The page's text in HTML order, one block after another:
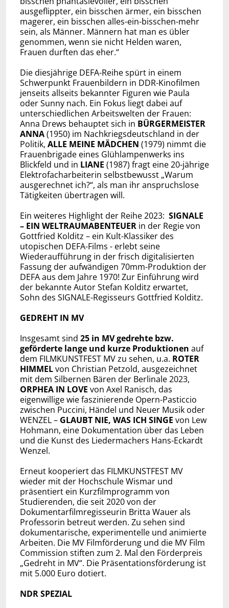
ausgeflippter, ein bisschen ärmer, ein bisschen
magerer, ein bisschen alles-ein-bisschen-mehr
sein, als Männer. Männern hat man es übler
genommen, wenn sie nicht Helden waren,
Frauen durften das eher.“
Die diesjährige DEFA-Reihe spürt in einem
Schwerpunkt Frauenbildern in DDR-Kinofilmen
jenseits allseits bekannter Figuren wie Paula
oder Sunny nach. Ein Fokus liegt dabei auf
unterschiedlichen Arbeitswelten der Frauen:
Anna Drews behauptet sich in BÜRGERMEISTER
ANNA(1950) im Nachkriegsdeutschland in der
Politik, ALLE MEINE MÄDCHEN (1979) nimmt die
Frauenbrigade eines Glühlampenwerks ins
Blickfeld und in LIANE (1987) fragt eine 20-jährige
Elektrofacharbeiterin selbstbewusst „Warum
ausgerechnet ich?“, als man ihr anspruchslose
Tätigkeiten übertragen will.
Ein weiteres Highlight der Reihe 2023: SIGNALE
– EIN WELTRAUMABENTEUERin der Regie von
Gottfried Kolditz – ein Kult-Klassiker des
utopischen DEFA-Films - erlebt seine
Wiederaufführung in der frisch digitalisierten
Fassung der aufwändigen 70mm-Produktion der
DEFA aus dem Jahre 1970! Zur Einführung wird
der bekannte Autor Stefan Kolditz erwartet,
Sohn des SIGNALE-Regisseurs Gottfried Kolditz.
GEDREHT IN MV
Insgesamt sind 25 in MV gedrehte bzw.
geförderte lange und kurze Produktionen auf
dem FILMKUNSTFEST MV zu sehen, u.a. ROTER
HIMMELvon Christian Petzold, ausgezeichnet
mit dem Silbernen Bären der Berlinale 2023,
ORPHEA IN LOVE von Axel Ranisch, das
eigenwillige wie faszinierende Opern-Pasticcio
zwischen Puccini, Händel und Neuer Musik oder
WENZEL – GLAUBT NIE, WAS ICH SINGE von Lew
Hohmann, eine Dokumentation über das Leben
und die Kunst des Liedermachers Hans-Eckardt
Wenzel.
Erneut kooperiert das FILMKUNSTFEST MV
wieder mit der Hochschule Wismar und
präsentiert ein Kurzfilmprogramm von
Studierenden, die seit 2020 von der
Dokumentarfilmregisseurin Britta Wauer als
Professorin betreut werden. Zu sehen sind
dokumentarische, experimentelle und animierte
Arbeiten. Die MV Filmförderung und die MV Film
Commission stiften zum 2. Mal den Förderpreis
„Gedreht in MV“. Die Präsentationsförderung ist
mit 5.000 Euro dotiert.
NDR SPEZIAL